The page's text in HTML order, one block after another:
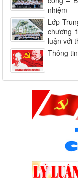
nhiệm
Lớp
chương
luận với
Thông